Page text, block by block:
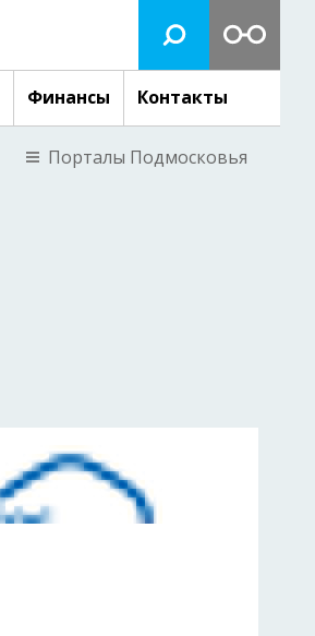
Финансы Контакты
Порталы Подмосковья